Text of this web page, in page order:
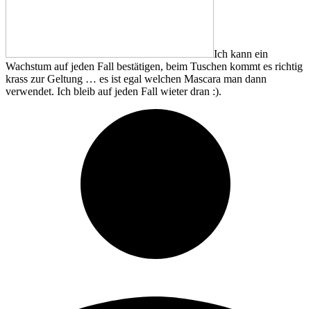
Ich kann ein
Wachstum auf jeden Fall bestätigen, beim Tuschen kommt es richtig
krass zur Geltung … es ist egal welchen Mascara man dann
verwendet. Ich bleib auf jeden Fall wieter dran :).